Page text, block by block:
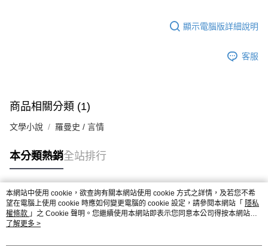
顯示電腦版詳細說明
客服
商品相關分類 (1)
文學小說 羅曼史 / 言情
本分類熱銷全站排行
熱門標籤
本網站中使用 cookie，欲查詢有關本網站使用 cookie 方式之詳情，及若您不希
望在電腦上使用 cookie 時應如何變更電腦的 cookie 設定，請參閱本網站「 隱私
權條款 」之 Cookie 聲明。您繼續使用本網站即表示您同意本公司得按本網站使
用條款之 Cookie 聲明使用 cookie。
了解更多 >